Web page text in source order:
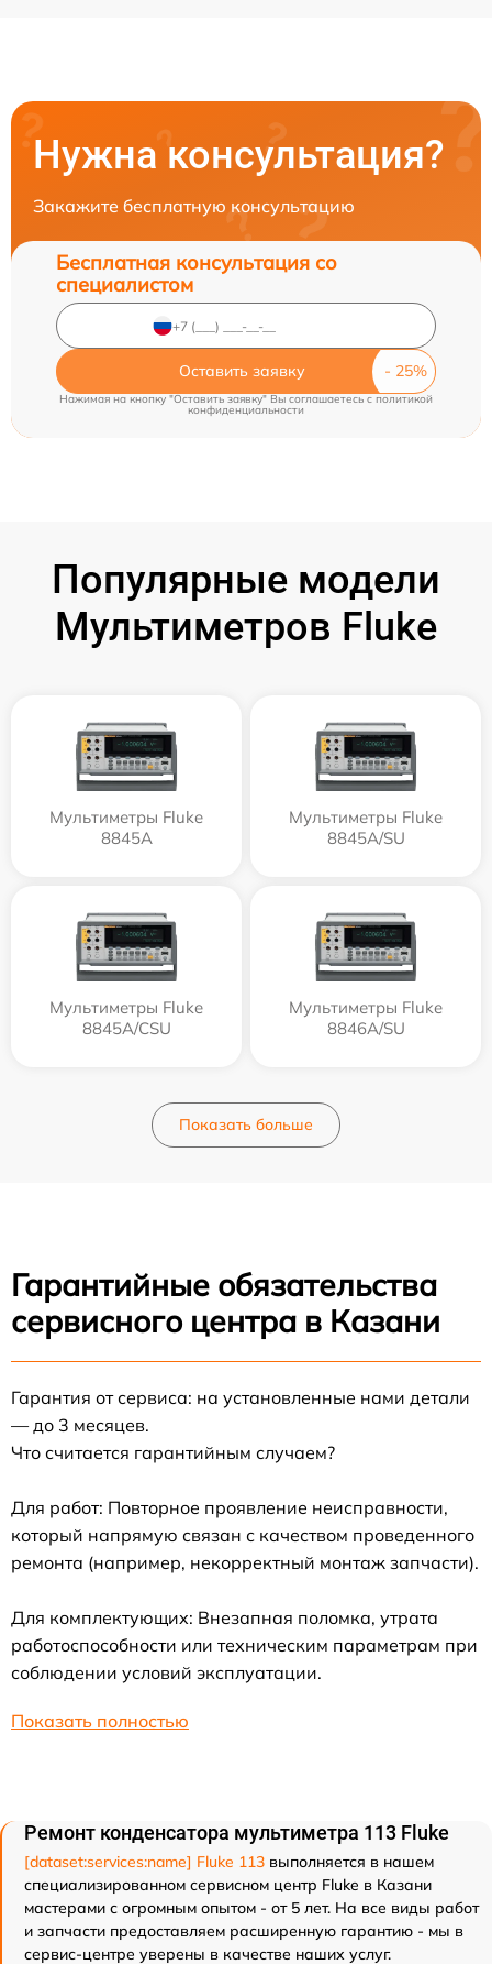
Нужна консультация?
Закажите бесплатную консультацию
Бесплатная консультация со
специалистом
Оставить заявку
Нажимая на кнопку "Оставить заявку" Вы соглашаетесь cполитикой
конфиденциальности
Популярные модели
Мультиметров Fluke
Мультиметры Fluke
8845A
Мультиметры Fluke
8845A/SU
Мультиметры Fluke
8845A/CSU
Мультиметры Fluke
8846A/SU
Показать больше
Гарантийные обязательства
сервисного центра в Казани
Гарантия от сервиса: на установленные нами детали
— до 3 месяцев.
Что считается гарантийным случаем?
Для работ: Повторное проявление неисправности,
который напрямую связан с качеством проведенного
ремонта (например, некорректный монтаж запчасти).
Для комплектующих: Внезапная поломка, утрата
работоспособности или техническим параметрам при
соблюдении условий эксплуатации.
Показать полностью
Ремонт конденсатора мультиметра 113 Fluke
[dataset:services:name] Fluke 113 выполняется в нашем
специализированном сервисном центр Fluke в Казани
мастерами с огромным опытом - от 5 лет. На все виды работ
и запчасти предоставляем расширенную гарантию - мы в
сервис-центре уверены в качестве наших услуг.